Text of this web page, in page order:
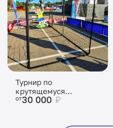
Турнир по
крутящемуся
футболисту
от30 000 ₽